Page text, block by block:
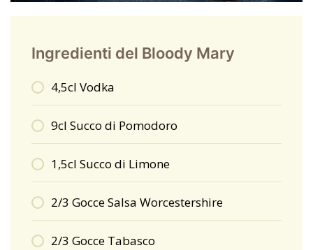
Ingredienti del Bloody Mary
4,5cl Vodka
9cl Succo di Pomodoro
1,5cl Succo di Limone
2/3 Gocce Salsa Worcestershire
2/3 Gocce Tabasco